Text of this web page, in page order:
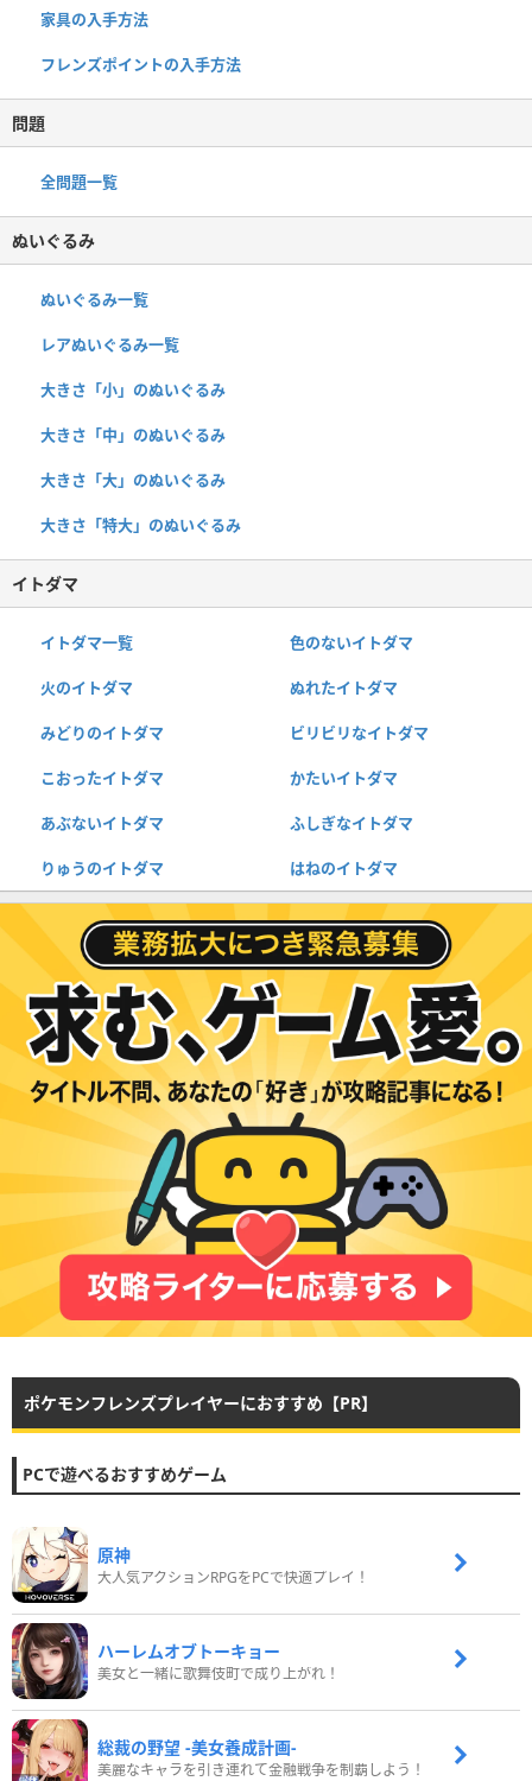
家具の入手方法
フレンズポイントの入手方法
問題
全問題一覧
ぬいぐるみ
ぬいぐるみ一覧
レアぬいぐるみ一覧
大きさ「小」のぬいぐるみ
大きさ「中」のぬいぐるみ
大きさ「大」のぬいぐるみ
大きさ「特大」のぬいぐるみ
イトダマ
イトダマ一覧 色のないイトダマ
火のイトダマ ぬれたイトダマ
みどりのイトダマ ビリビリなイトダマ
こおったイトダマ かたいイトダマ
あぶないイトダマ ふしぎなイトダマ
りゅうのイトダマ はねのイトダマ
ポケモンフレンズプレイヤーにおすすめ【PR】
PCで遊べるおすすめゲーム
原神
大人気アクションRPGをPCで快適プレイ！
ハーレムオブトーキョー
美女と一緒に歌舞伎町で成り上がれ！
総裁の野望 -美女養成計画-
美麗なキャラを引き連れて金融戦争を制覇しよう！